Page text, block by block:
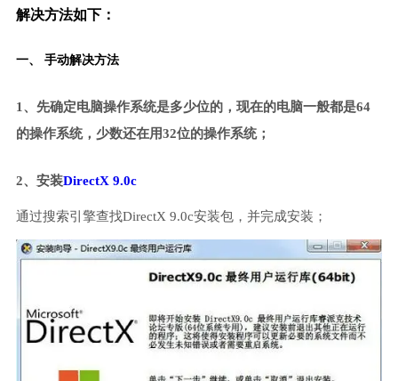
解决方法如下：
一、 手动解决方法
1、先确定电脑操作系统是多少位的，现在的电脑一般都是64
的操作系统，少数还在用32位的操作系统；
2、安装DirectX 9.0c
通过搜索引擎查找DirectX 9.0c安装包，并完成安装；